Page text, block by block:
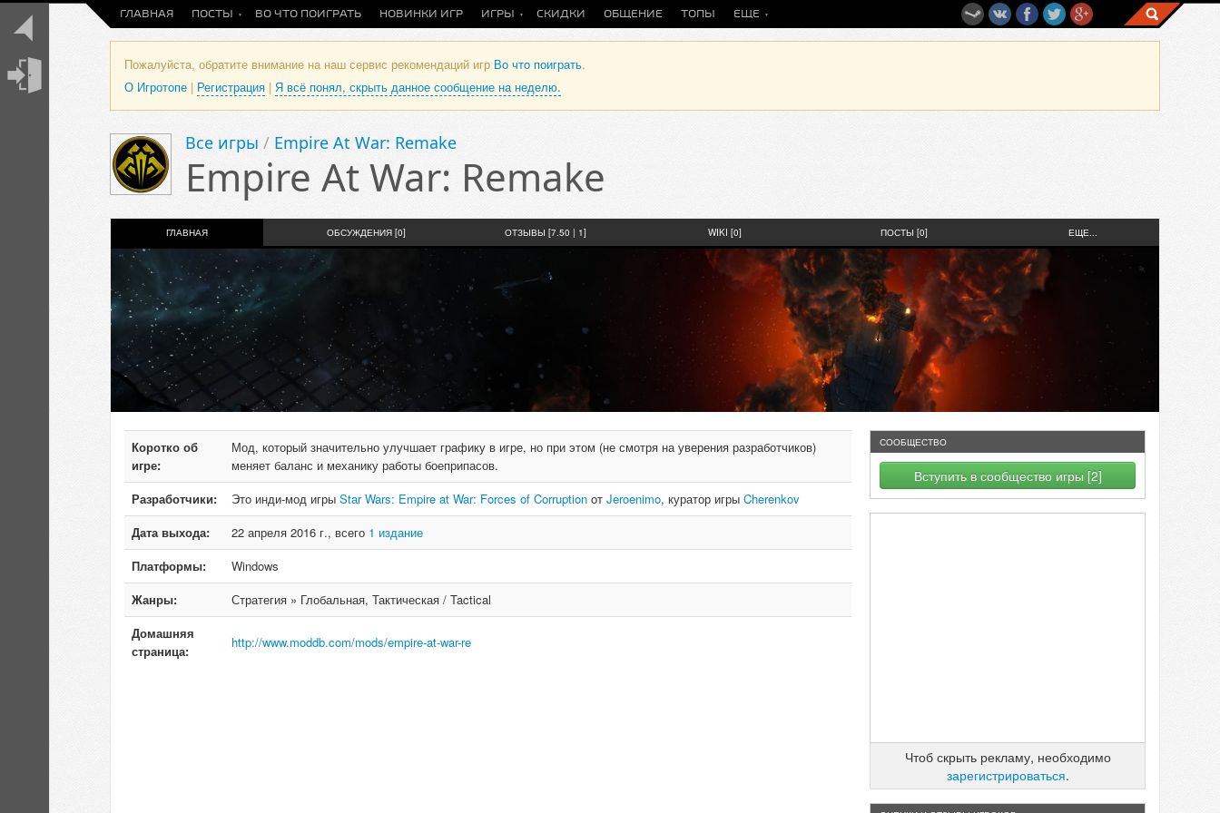
ГЛАВНАЯ ПОСТЫ ВО ЧТО ПОИГРАТЬ НОВИНКИ ИГР ИГРЫ СКИДКИ ОБЩЕНИЕ ТОПЫ ЕЩЕ
Пожалуйста, обратите внимание на наш сервис рекомендаций игр Во что поиграть.
О Игротопе | Регистрация | Я всё понял, скрыть данное сообщение на неделю.
Все игры / Empire At War: Remake
Empire At War: Remake
ГЛАВНАЯ ОБСУЖДЕНИЯ [0] ОТЗЫВЫ [7.50 | 1] WIKI [0] ПОСТЫ [0] ЕЩЕ...
Коротко об
игре:
Мод, который значительно улучшает графику в игре, но при этом (не смотря на уверения разработчиков)
меняет баланс и механику работы боеприпасов.
Разработчики:
Это инди-мод игры Star Wars: Empire at War: Forces of Corruption от Jeroenimo, куратор игры Cherenkov
Дата выхода:
22 апреля 2016 г., всего 1 издание
Платформы:
Windows
Жанры:
Стратегия » Глобальная, Тактическая / Tactical
Домашняя
страница:
http://www.moddb.com/mods/empire-at-war-re
СООБЩЕСТВО
Вступить в сообщество игры [2]
Чтоб скрыть рекламу, необходимо
зарегистрироваться.